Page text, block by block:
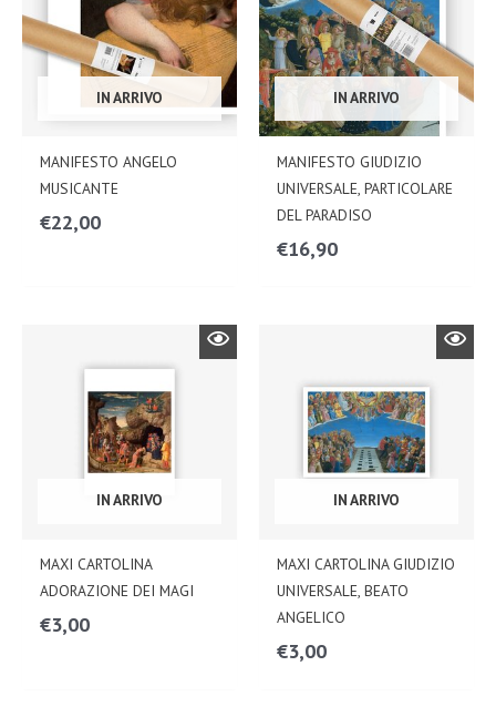
IN ARRIVO
MANIFESTO ANGELO
MUSICANTE
€22,00
IN ARRIVO
MANIFESTO GIUDIZIO
UNIVERSALE, PARTICOLARE
DEL PARADISO
€16,90
IN ARRIVO
MAXI CARTOLINA
ADORAZIONE DEI MAGI
€3,00
IN ARRIVO
MAXI CARTOLINA GIUDIZIO
UNIVERSALE, BEATO
ANGELICO
€3,00